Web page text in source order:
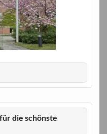
die schönste